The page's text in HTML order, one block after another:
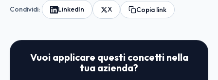
Condividi: LinkedIn X Copia link
Vuoi applicare questi concetti nella
tua azienda?